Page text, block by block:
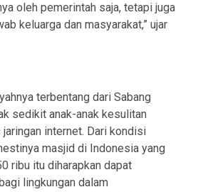
oleh pemerintah saja, tetapi juga
keluarga dan masyarakat,” ujar
terbentang dari Sabang
sedikit anak-anak kesulitan
internet. Dari kondisi
masjid di Indonesia yang
ribu itu diharapkan dapat
lingkungan dalam